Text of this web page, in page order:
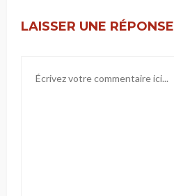
LAISSER UNE RÉPONSE